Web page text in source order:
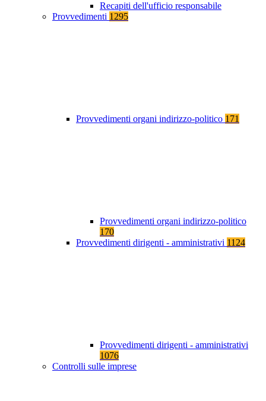
Recapiti dell'ufficio responsabile
Provvedimenti 1295
Provvedimenti organi indirizzo-politico 171
Provvedimenti organi indirizzo-politico
170
Provvedimenti dirigenti - amministrativi 1124
Provvedimenti dirigenti - amministrativi
1076
Controlli sulle imprese